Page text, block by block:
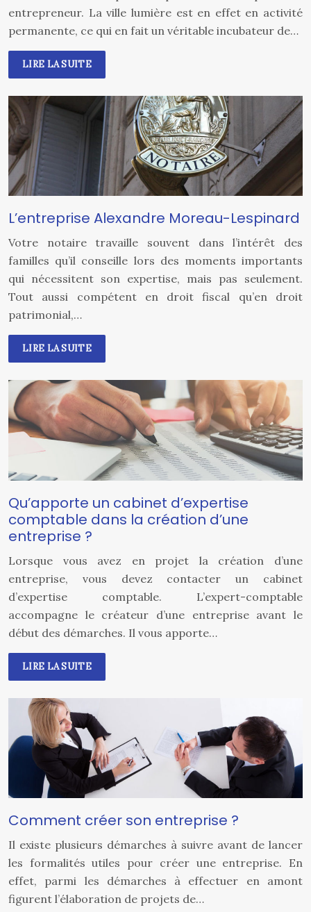
entrepreneur. La ville lumière est en effet en activité
permanente, ce qui en fait un véritable incubateur de…
LIRE LA SUITE
L’entreprise Alexandre Moreau-Lespinard
Votre notaire travaille souvent dans l’intérêt des
familles qu’il conseille lors des moments importants
qui nécessitent son expertise, mais pas seulement.
Tout aussi compétent en droit fiscal qu’en droit
patrimonial,…
LIRE LA SUITE
Qu’apporte un cabinet d’expertise
comptable dans la création d’une
entreprise ?
Lorsque vous avez en projet la création d’une
entreprise, vous devez contacter un cabinet
d’expertise comptable. L’expert-comptable
accompagne le créateur d’une entreprise avant le
début des démarches. Il vous apporte…
LIRE LA SUITE
Comment créer son entreprise ?
Il existe plusieurs démarches à suivre avant de lancer
les formalités utiles pour créer une entreprise. En
effet, parmi les démarches à effectuer en amont
figurent l’élaboration de projets de…